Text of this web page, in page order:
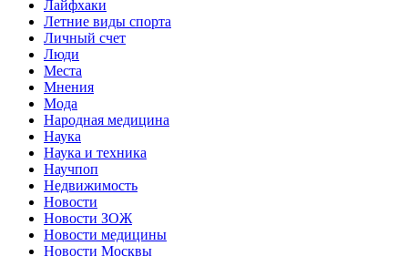
Лайфхаки
Летние виды спорта
Личный счет
Люди
Места
Мнения
Мода
Народная медицина
Наука
Наука и техника
Научпоп
Недвижимость
Новости
Новости ЗОЖ
Новости медицины
Новости Москвы